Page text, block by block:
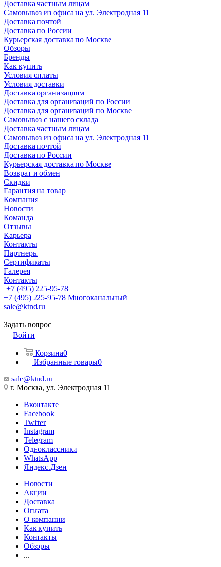
Доставка частным лицам
Самовывоз из офиса на ул. Электродная 11
Доставка почтой
Доставка по России
Курьерская доставка по Москве
Обзоры
Бренды
Как купить
Условия оплаты
Условия доставки
Доставка организациям
Доставка для организаций по России
Доставка для организаций по Москве
Самовывоз с нашего склада
Доставка частным лицам
Самовывоз из офиса на ул. Электродная 11
Доставка почтой
Доставка по России
Курьерская доставка по Москве
Возврат и обмен
Скидки
Гарантия на товар
Компания
Новости
Команда
Отзывы
Карьера
Контакты
Партнеры
Сертификаты
Галерея
Контакты
+7 (495) 225-95-78
+7 (495) 225-95-78 Многоканальный
sale@ktnd.ru
Задать вопрос
Войти
Корзина0
Избранные товары0
sale@ktnd.ru
г. Москва, ул. Электродная 11
Вконтакте
Facebook
Twitter
Instagram
Telegram
Одноклассники
WhatsApp
Яндекс.Дзен
Новости
Акции
Доставка
Оплата
О компании
Как купить
Контакты
Обзоры
...